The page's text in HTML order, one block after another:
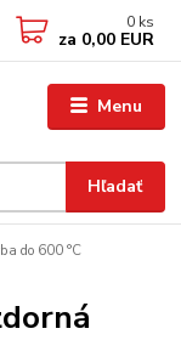
Menu
Hľadať
0 ks
za 0,00 EUR
do 600 °C